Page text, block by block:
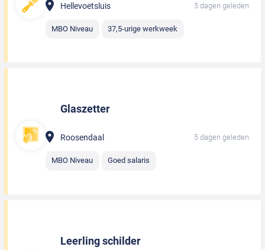
Hellevoetsluis 5 dagen geleden
MBO Niveau 37,5-urige werkweek
Glaszetter
Roosendaal 5 dagen geleden
MBO Niveau Goed salaris
Leerling schilder